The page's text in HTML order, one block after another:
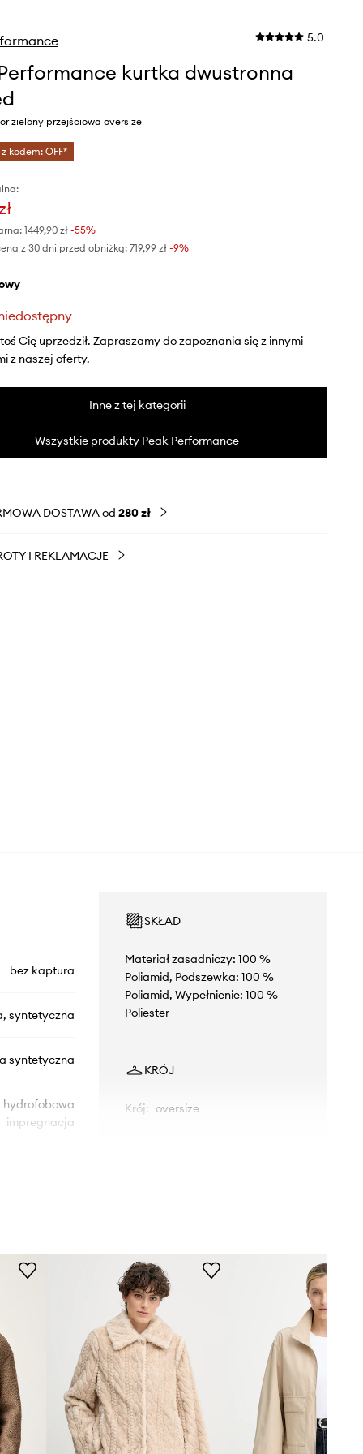
5.0
kurtka dwustronna
zielony przejściowa oversize
kodem: OFF*
1449,90 zł-55%
z 30 dni przed obniżką: 719,99 zł -9%
Cię uprzedził. Zapraszamy do zapoznania się z innymi
z naszej oferty.
Inne z tej kategorii
Wszystkie produkty Peak Performance
DOSTAWA od 280 zł
I REKLAMACJE
bez kaptura
syntetyczna
syntetyczna
hydrofobowa
impregnacja
SKŁAD
Materiał zasadniczy: 100 %
Poliamid, Podszewka: 100 %
Poliamid, Wypełnienie: 100 %
Poliester
KRÓJ
Krój: oversize